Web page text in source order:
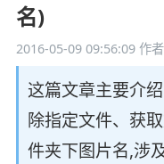
名)
2016-05-09 09:56:09作
这篇文章主要介
除指定文件、获
件夹下图片名,涉